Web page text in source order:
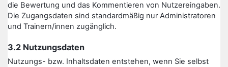
die Bewertung und das Kommentieren von Nutzereingaben.
Die Zugangsdaten sind standardmäßig nur Administratoren
und Trainern/innen zugänglich.
3.2 Nutzungsdaten
Nutzungs- bzw. Inhaltsdaten entstehen, wenn Sie selbst